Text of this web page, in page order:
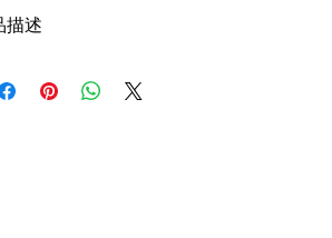
描述
詞